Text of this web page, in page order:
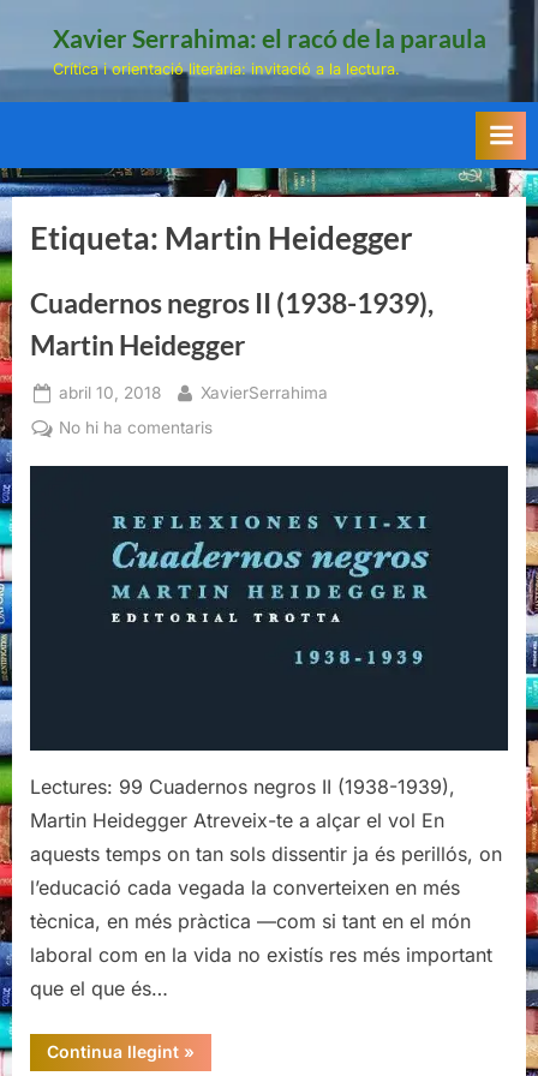
Xavier Serrahima: el racó de la paraula
Crítica i orientació literària: invitació a la lectura.
Etiqueta: Martin Heidegger
Cuadernos negros II (1938-1939),
Martin Heidegger
Posted
on
abril 10, 2018 By
XavierSerrahima
No hi ha comentarisa
(1938-
1939),
Martin
Heidegger
Lectures: 99 Cuadernos negros II (1938-1939),
Martin Heidegger Atreveix-te a alçar el vol En
aquests temps on tan sols dissentir ja és perillós, on
l’educació cada vegada la converteixen en més
tècnica, en més pràctica —com si tant en el món
laboral com en la vida no existís res més important
que el que és…
Continua llegint“Cuadernos
negros
»